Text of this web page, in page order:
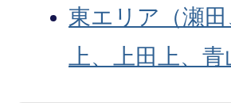
東エリア（瀬
上、上田上、青